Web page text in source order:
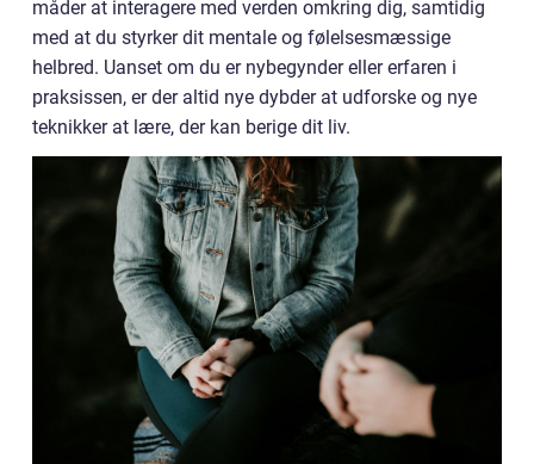
måder at interagere med verden omkring dig, samtidig
med at du styrker dit mentale og følelsesmæssige
helbred. Uanset om du er nybegynder eller erfaren i
praksissen, er der altid nye dybder at udforske og nye
teknikker at lære, der kan berige dit liv.